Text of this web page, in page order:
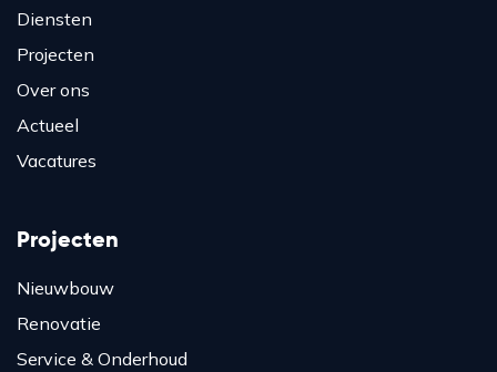
Diensten
Projecten
Over ons
Actueel
Vacatures
Projecten
Nieuwbouw
Renovatie
Service & Onderhoud